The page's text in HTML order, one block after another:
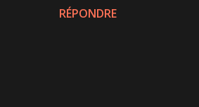
RÉPONDRE